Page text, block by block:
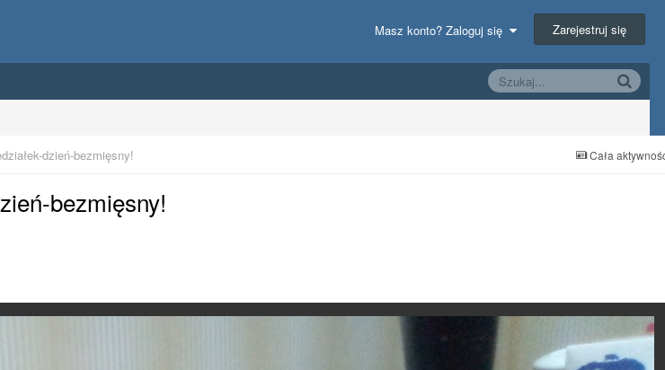
Masz konto? Zaloguj się Zarejestruj się
Cała
dzień-bezmięsny!
bezmięsny!